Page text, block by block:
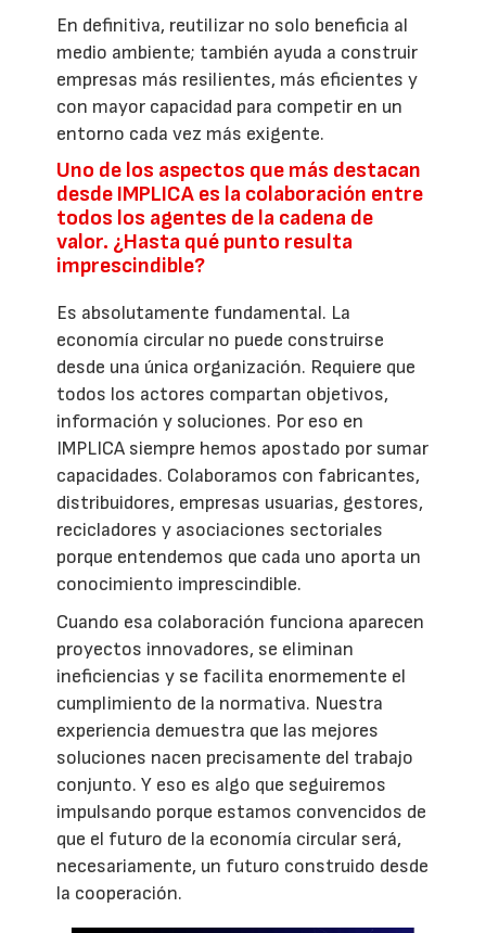
En definitiva, reutilizar no solo beneficia al
medio ambiente; también ayuda a construir
empresas más resilientes, más eficientes y
con mayor capacidad para competir en un
entorno cada vez más exigente.
Uno de los aspectos que más destacan
desde IMPLICA es la colaboración entre
todos los agentes de la cadena de
valor. ¿Hasta qué punto resulta
imprescindible?
Es absolutamente fundamental. La
economía circular no puede construirse
desde una única organización. Requiere que
todos los actores compartan objetivos,
información y soluciones. Por eso en
IMPLICA siempre hemos apostado por sumar
capacidades. Colaboramos con fabricantes,
distribuidores, empresas usuarias, gestores,
recicladores y asociaciones sectoriales
porque entendemos que cada uno aporta un
conocimiento imprescindible.
Cuando esa colaboración funciona aparecen
proyectos innovadores, se eliminan
ineficiencias y se facilita enormemente el
cumplimiento de la normativa. Nuestra
experiencia demuestra que las mejores
soluciones nacen precisamente del trabajo
conjunto. Y eso es algo que seguiremos
impulsando porque estamos convencidos de
que el futuro de la economía circular será,
necesariamente, un futuro construido desde
la cooperación.